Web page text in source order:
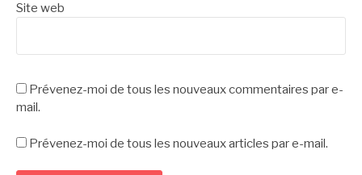
Site web
Prévenez-moi de tous les nouveaux commentaires par e-
mail.
Prévenez-moi de tous les nouveaux articles par e-mail.